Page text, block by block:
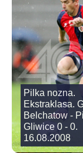
Pilka nozna.
Ekstraklasa.
Belchatow -
Gliwice 0 - 0.
16.08.2008